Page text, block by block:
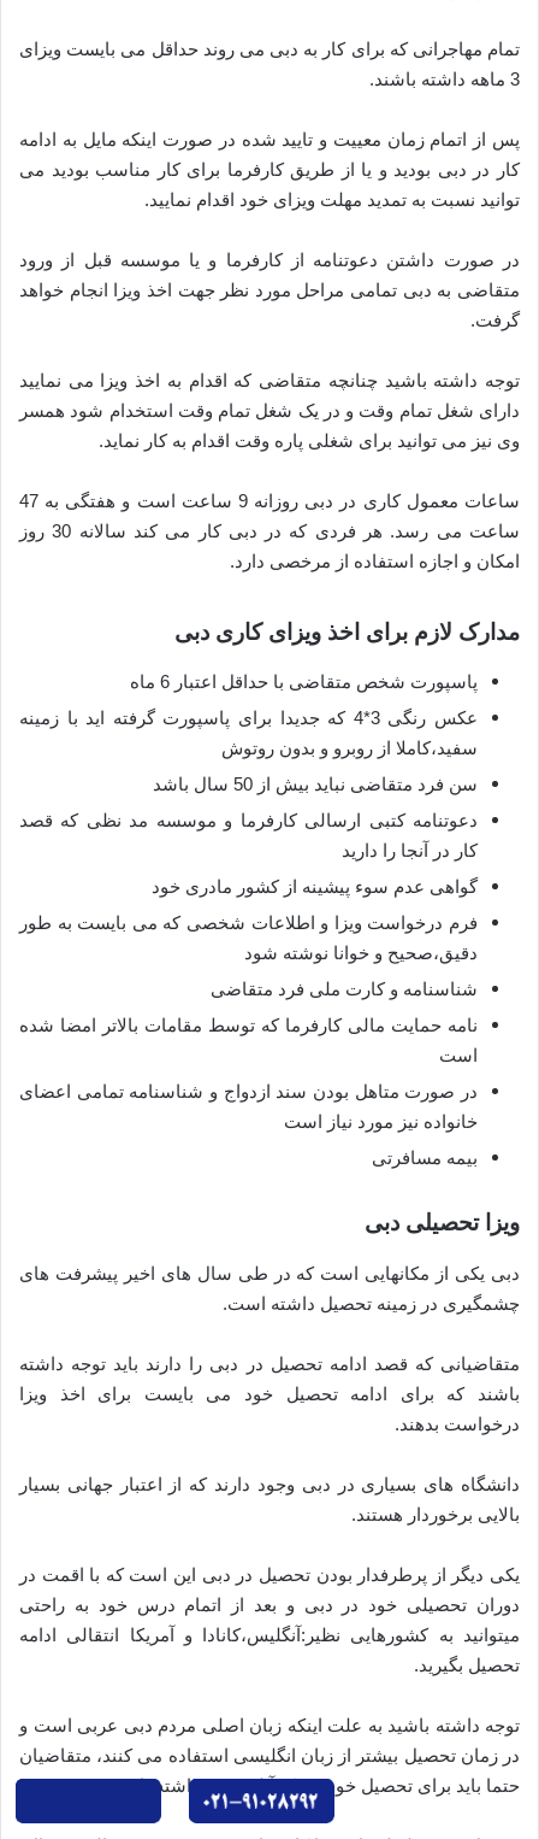
تمام مهاجرانی که برای کار به دبی می روند حداقل می بایست ویزای
3 ماهه داشته باشند.
پس از اتمام زمان معییت و تایید شده در صورت اینکه مایل به ادامه
کار در دبی بودید و یا از طریق کارفرما برای کار مناسب بودید می
توانید نسبت به تمدید مهلت ویزای خود اقدام نمایید.
در صورت داشتن دعوتنامه از کارفرما و یا موسسه قبل از ورود
متقاضی به دبی تمامی مراحل مورد نظر جهت اخذ ویزا انجام خواهد
گرفت.
توجه داشته باشید چنانچه متقاضی که اقدام به اخذ ویزا می نمایید
دارای شغل تمام وقت و در یک شغل تمام وقت استخدام شود همسر
وی نیز می توانید برای شغلی پاره وقت اقدام به کار نماید.
ساعات معمول کاری در دبی روزانه 9 ساعت است و هفتگی به 47
ساعت می رسد. هر فردی که در دبی کار می کند سالانه 30 روز
امکان و اجازه استفاده از مرخصی دارد.
مدارک لازم برای اخذ ویزای کاری دبی
پاسپورت شخص متقاضی با حداقل اعتبار 6 ماه
عکس رنگی 3*4 که جدیدا برای پاسپورت گرفته اید با زمینه
سفید،کاملا از روبرو و بدون روتوش
سن فرد متقاضی نباید بیش از 50 سال باشد
دعوتنامه کتبی ارسالی کارفرما و موسسه مد نظی که قصد
کار در آنجا را دارید
گواهی عدم سوء پیشینه از کشور مادری خود
فرم درخواست ویزا و اطلاعات شخصی که می بایست به طور
دقیق،صحیح و خوانا نوشته شود
شناسنامه و کارت ملی فرد متقاضی
نامه حمایت مالی کارفرما که توسط مقامات بالاتر امضا شده
است
در صورت متاهل بودن سند ازدواج و شناسنامه تمامی اعضای
خانواده نیز مورد نیاز است
بیمه مسافرتی
ویزا تحصیلی دبی
دبی یکی از مکانهایی است که در طی سال های اخیر پیشرفت های
چشمگیری در زمینه تحصیل داشته است.
متقاضیانی که قصد ادامه تحصیل در دبی را دارند باید توجه داشته
باشند که برای ادامه تحصیل خود می بایست برای اخذ ویزا
درخواست بدهند.
دانشگاه های بسیاری در دبی وجود دارند که از اعتبار جهانی بسیار
بالایی برخوردار هستند.
یکی دیگر از پرطرفدار بودن تحصیل در دبی این است که با اقمت در
دوران تحصیلی خود در دبی و بعد از اتمام درس خود به راحتی
میتوانید به کشورهایی نظیر:آنگلیس،کانادا و آمریکا انتقالی ادامه
تحصیل بگیرید.
توجه داشته باشید به علت اینکه زبان اصلی مردم دبی عربی است و
در زمان تحصیل بیشتر از زبان انگلیسی استفاده می کنند، متقاضیان
حتما باید برای تحصیل خود مدرک آیلتس نیز داشته باشند.